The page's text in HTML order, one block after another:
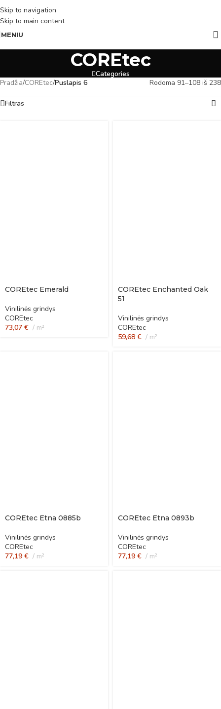
Skip to navigation
Skip to main content
MENIU
COREtec
Categories
Pradžia/COREtec/Puslapis 6 Rodoma 91–108 iš 238
Filtras
COREtec Emerald
Vinilinės grindys
COREtec
73,07 € m²
COREtec Enchanted Oak
51
Vinilinės grindys
COREtec
59,68 € m²
COREtec Etna 0885b
Vinilinės grindys
COREtec
77,19 € m²
COREtec Etna 0893b
Vinilinės grindys
COREtec
77,19 € m²